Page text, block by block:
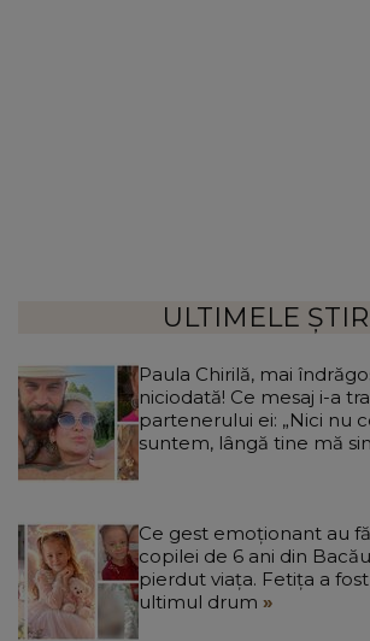
ULTIMELE
Paula Chirilă, mai
niciodată! Ce mesaj i-a
partenerului ei: „Nici nu
suntem, lângă tine mă
Ce gest emoționant au
copilei de 6 ani din
pierdut viața. Fetița a
ultimul drum